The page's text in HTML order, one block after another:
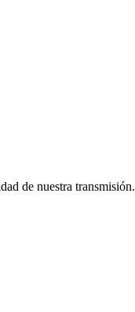
de nuestra transmisión.